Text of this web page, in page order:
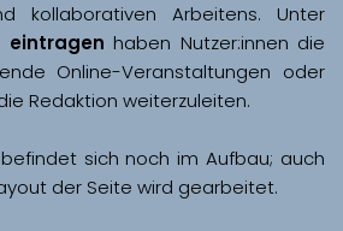
kollaborativen Arbeitens. Unter
eintragen haben Nutzer:innen die
Online-Veranstaltungen oder
Redaktion weiterzuleiten.
sich noch im Aufbau; auch